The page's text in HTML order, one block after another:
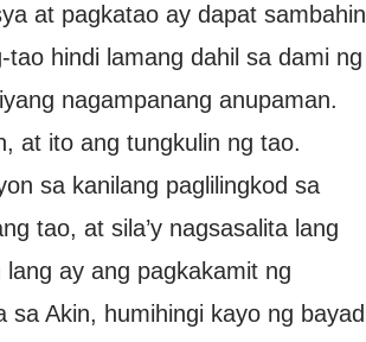
at pagkatao ay dapat sambahin
hindi lamang dahil sa dami ng
nagampanang anupaman.
at ito ang tungkulin ng tao.
sa kanilang paglilingkod sa
tao, at sila’y nagsasalita lang
ay ang pagkakamit ng
Akin, humihingi kayo ng bayad